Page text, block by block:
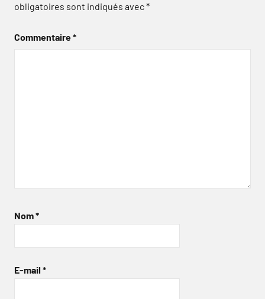
obligatoires sont indiqués avec*
Commentaire*
Nom*
E-mail *